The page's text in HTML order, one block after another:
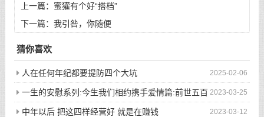
上一篇： 蜜獾有个好“搭档”
下一篇： 我引咎，你随便
猜你喜欢
2025-02-06
人在任何年纪都要提防四个大坑
2023-03-25
一生的安慰系列:今生我们相约携手爱情篇:前世五百
次的回眸才换来今生的相遇
2023-03-12
中年以后 把这四样经营好 就是在赚钱